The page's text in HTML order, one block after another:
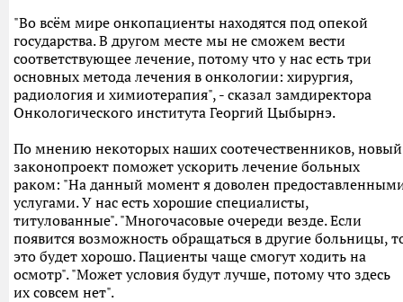
"Во всём мире онкопациенты находятся под опекой
государства. В другом месте мы не сможем вести
соответствующее лечение, потому что у нас есть три
основных метода лечения в онкологии: хирургия,
радиология и химиотерапия", - сказал замдиректора
Онкологического института Георгий Цыбырнэ.
По мнению некоторых наших соотечественников, новый
законопроект поможет ускорить лечение больных
раком: "На данный момент я доволен
услугами. У нас есть хорошие специалисты,
титулованные". "Многочасовые очереди везде. Если
появится возможность обращаться в другие больницы,
это будет хорошо. Пациенты чаще смогут ходить на
осмотр". "Может условия будут лучше, потому что здесь
их совсем нет".